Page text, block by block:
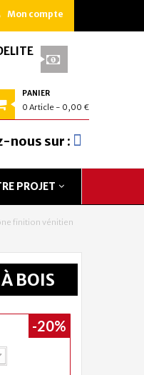
Mon compte
PANIER
0 Article - 0,00 €
nous sur :
PROJET
finition vénitien
BOIS
-20%